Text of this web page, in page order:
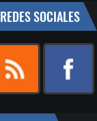
REDES SOCIALES